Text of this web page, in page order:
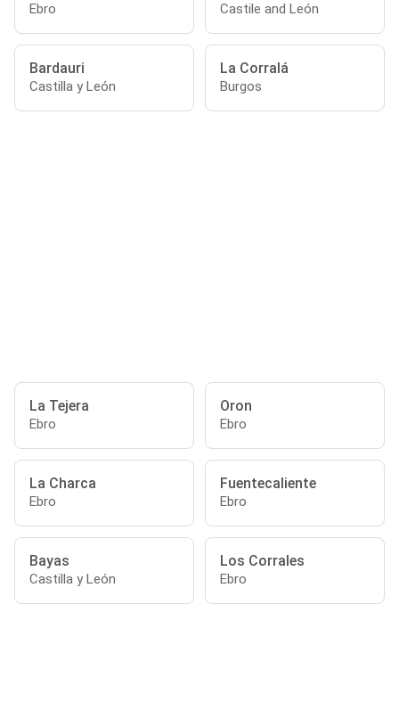
Ebro Castile and León
Bardauri
Castilla y León
La Corralá
Burgos
La Tejera
Ebro
Oron
Ebro
La Charca
Ebro
Fuentecaliente
Ebro
Bayas
Castilla y León
Los Corrales
Ebro